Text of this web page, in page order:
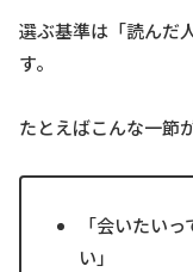
選ぶ基準は「読んだ
す。
たとえばこんな一節
「会いたい
い」